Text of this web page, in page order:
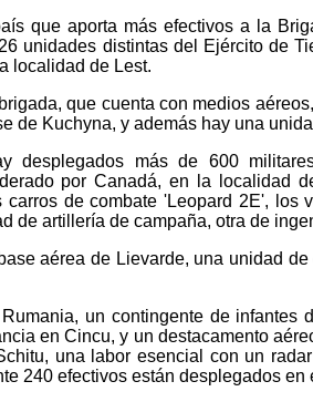
que aporta más efectivos a la
unidades distintas del Ejército de
localidad de Lest.
que cuenta con medios
de Kuchyna, y además hay una
desplegados más de 600
por Canadá, en la localidad
carros de combate 'Leopard 2E', los
de artillería de campaña, otra de
aérea de Lievarde, una unidad
un contingente de infantes
en Cincu, y un destacamento
una labor esencial con un
240 efectivos están desplegados en